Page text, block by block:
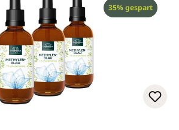
Rabatt
35% gespart